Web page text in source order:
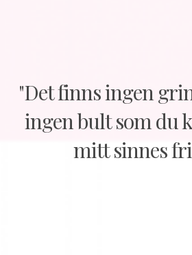
"Det finns ingen
ingen bult som du
mitt sinnes